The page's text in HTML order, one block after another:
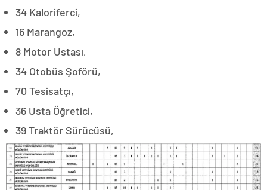
34 Kaloriferci,
16 Marangoz,
8 Motor Ustası,
34 Otobüs Şoförü,
70 Tesisatçı,
36 Usta Öğretici,
39 Traktör Sürücüsü,